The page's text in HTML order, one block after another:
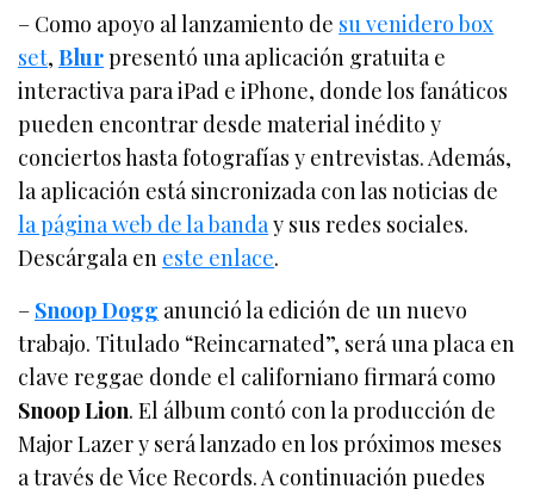
– Como apoyo al lanzamiento de su venidero box
set,Blurpresentó una aplicación gratuita e
interactiva para iPad e iPhone, donde los fanáticos
pueden encontrar desde material inédito y
conciertos hasta fotografías y entrevistas. Además,
la aplicación está sincronizada con las noticias de
la página web de la banday sus redes sociales.
Descárgala en este enlace.
– Snoop Dogg anunció la edición de un nuevo
trabajo. Titulado “Reincarnated”, será una placa en
clave reggae donde el californiano firmará como
Snoop Lion. El álbum contó con la producción de
Major Lazer y será lanzado en los próximos meses
a través de Vice Records. A continuación puedes